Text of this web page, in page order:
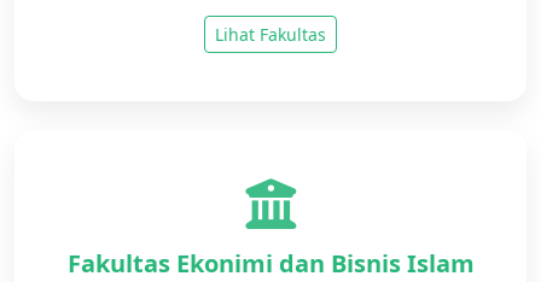
Lihat Fakultas
Fakultas Ekonimi dan Bisnis Islam